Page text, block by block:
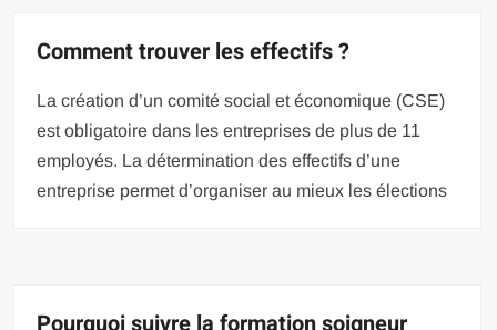
Comment trouver les effectifs ?
La création d’un comité social et économique (CSE)
est obligatoire dans les entreprises de plus de 11
employés. La détermination des effectifs d’une
entreprise permet d’organiser au mieux les élections
Pourquoi suivre la formation soigneur